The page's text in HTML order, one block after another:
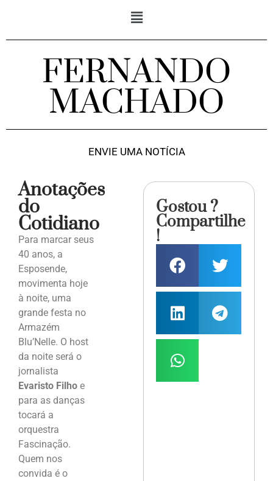
FERNANDO
MACHADO
ENVIE UMA NOTÍCIA
Anotações
do
Cotidiano
Para marcar seus
40 anos, a
Esposende,
movimenta hoje
à noite, uma
grande festa no
Armazém
Blu’Nelle. O host
da noite será o
jornalista
Evaristo Filho e
para as danças
tocará a
orquestra
Fascinação.
Quem nos
convida é o
Gostou ?
Compartilhe
!